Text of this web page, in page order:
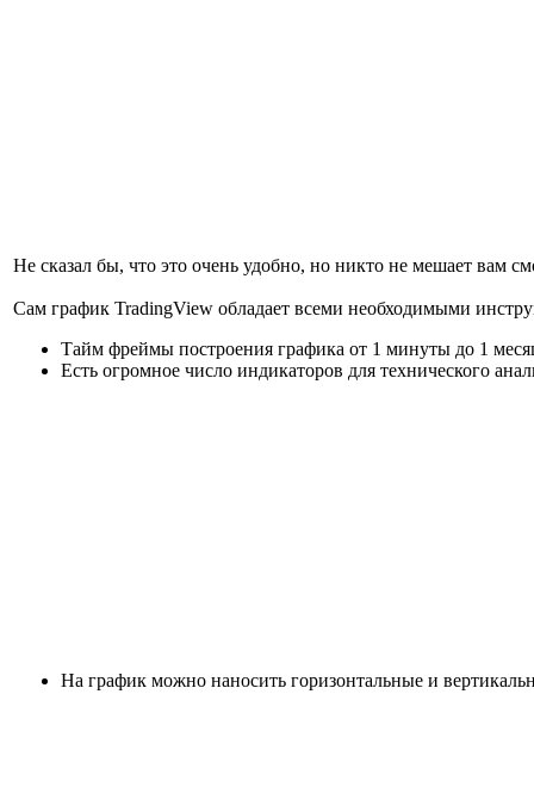
Не сказал бы, что это очень удобно, но никто не мешает вам
Сам график TradingView обладает всеми необходимыми
Тайм фреймы построения графика от 1 минуты до 1
Есть огромное число индикаторов для технического
На график можно наносить горизонтальные и